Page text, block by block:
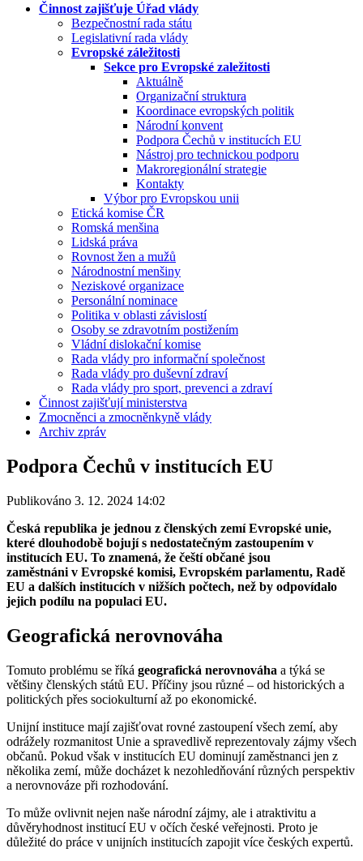
Činnost zajišťuje Úřad vlády
Bezpečnostní rada státu
Legislativní rada vlády
Evropské záležitosti
Sekce pro Evropské zaležitosti
Aktuálně
Organizační struktura
Koordinace evropských politik
Národní konvent
Podpora Čechů v institucích EU
Nástroj pro technickou podporu
Makroregionální strategie
Kontakty
Výbor pro Evropskou unii
Etická komise ČR
Romská menšina
Lidská práva
Rovnost žen a mužů
Národnostní menšiny
Neziskové organizace
Personální nominace
Politika v oblasti závislostí
Osoby se zdravotním postižením
Vládní dislokační komise
Rada vlády pro informační společnost
Rada vlády pro duševní zdraví
Rada vlády pro sport, prevenci a zdraví
Činnost zajišťují ministerstva
Zmocněnci a zmocněnkyně vlády
Archiv zpráv
Podpora Čechů v institucích EU
Publikováno 3. 12. 2024 14:02
Česká republika je jednou z členských zemí Evropské unie,
které dlouhodobě bojují s nedostatečným zastoupením v
institucích EU. To znamená, že čeští občané jsou
zaměstnáni v Evropské komisi, Evropském parlamentu, Radě
EU a dalších institucích v nižších počtech, než by odpovídalo
jejich podílu na populaci EU.
Geografická nerovnováha
Tomuto problému se říká geografická nerovnováha a týká se
většiny členských států EU. Příčiny jsou různé – od historických a
politických přes sociokulturní až po ekonomické.
Unijní instituce mají zajišťovat rovné zastoupení všech zemí, aby
odrážely rozmanitost Unie a spravedlivě reprezentovaly zájmy všech
občanů. Pokud však v institucích EU dominují zaměstnanci jen z
několika zemí, může docházet k nezohledňování různých perspektiv
a nerovnováze při rozhodování.
To může ovlivnit nejen naše národní zájmy, ale i atraktivitu a
důvěryhodnost institucí EU v očích české veřejnosti. Proto je
důležité do práce v unijních institucích zapojit více českých expertů.